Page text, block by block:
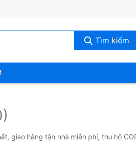
Tìm kiếm
giao hàng tận nhà miễn phí, thu hộ